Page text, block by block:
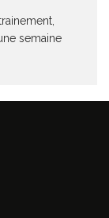
semaine